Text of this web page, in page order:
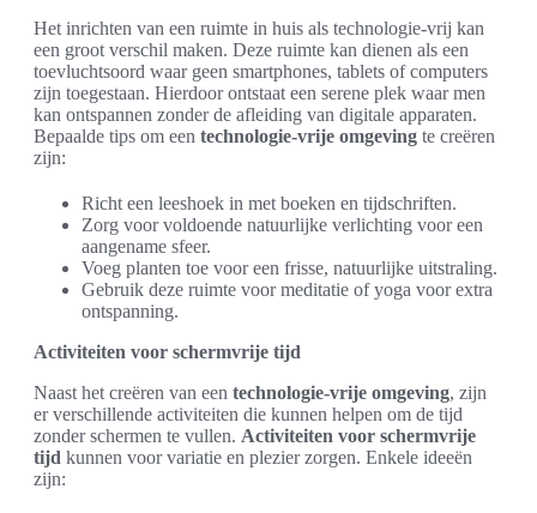
Het inrichten van een ruimte in huis als technologie-vrij kan
een groot verschil maken. Deze ruimte kan dienen als een
toevluchtsoord waar geen smartphones, tablets of computers
zijn toegestaan. Hierdoor ontstaat een serene plek waar men
kan ontspannen zonder de afleiding van digitale apparaten.
Bepaalde tips om een technologie-vrije omgeving te creëren
zijn:
Richt een leeshoek in met boeken en tijdschriften.
Zorg voor voldoende natuurlijke verlichting voor een
aangename sfeer.
Voeg planten toe voor een frisse, natuurlijke uitstraling.
Gebruik deze ruimte voor meditatie of yoga voor extra
ontspanning.
Activiteiten voor schermvrije tijd
Naast het creëren van een technologie-vrije omgeving, zijn
er verschillende activiteiten die kunnen helpen om de tijd
zonder schermen te vullen. Activiteiten voor schermvrije
tijd kunnen voor variatie en plezier zorgen. Enkele ideeën
zijn: